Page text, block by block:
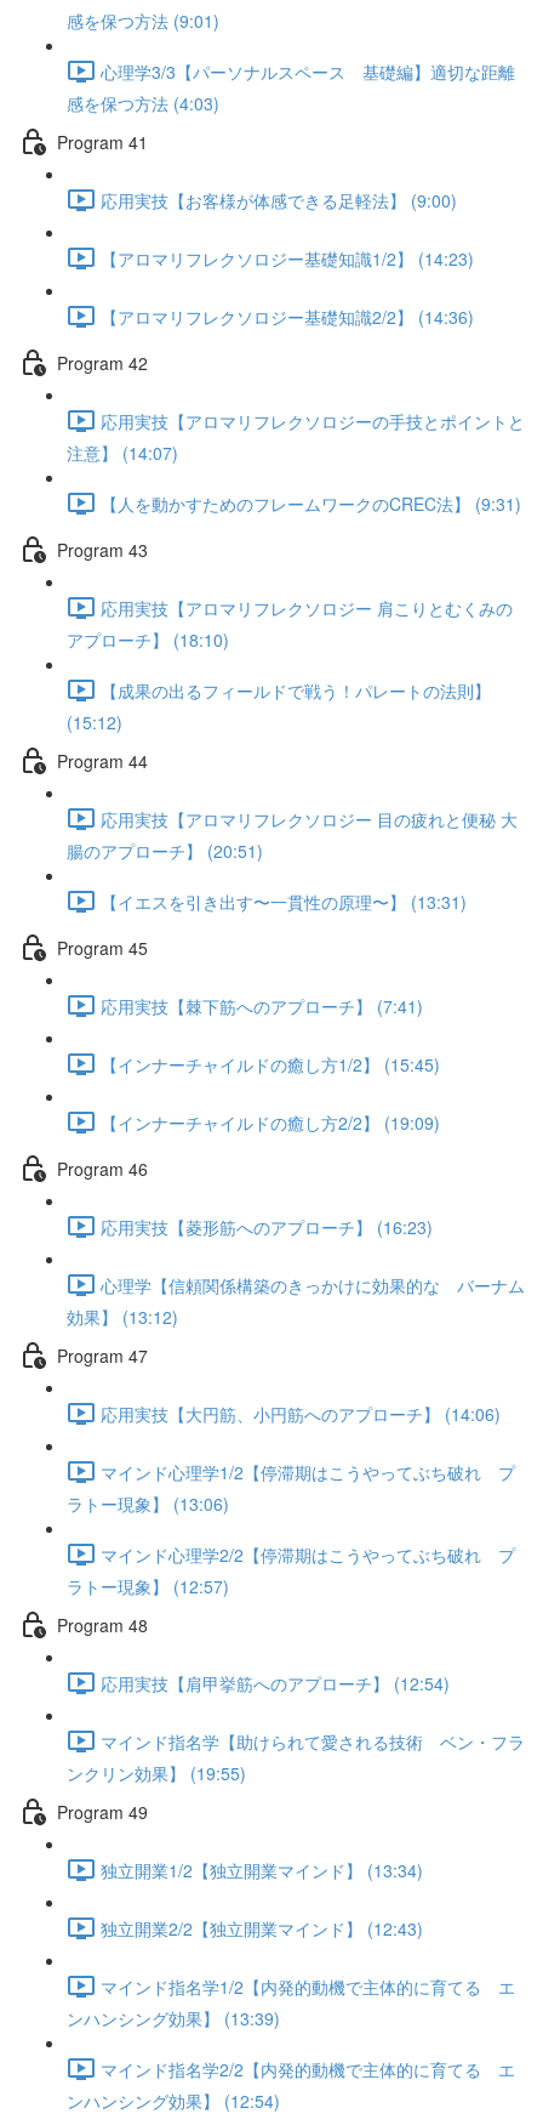
感を保つ方法 (9:01)
心理学3/3【パーソナルスペース 基礎編】適切な距離
感を保つ方法 (4:03)
Program 41
応用実技【お客様が体感できる足軽法】 (9:00)
【アロマリフレクソロジー基礎知識1/2】 (14:23)
【アロマリフレクソロジー基礎知識2/2】 (14:36)
Program 42
応用実技【アロマリフレクソロジーの手技とポイントと
注意】 (14:07)
【人を動かすためのフレームワークのCREC法】 (9:31)
Program 43
応用実技【アロマリフレクソロジー 肩こりとむくみの
アプローチ】 (18:10)
【成果の出るフィールドで戦う！パレートの法則】
(15:12)
Program 44
応用実技【アロマリフレクソロジー 目の疲れと便秘 大
腸のアプローチ】 (20:51)
【イエスを引き出す〜一貫性の原理〜】 (13:31)
Program 45
応用実技【棘下筋へのアプローチ】 (7:41)
【インナーチャイルドの癒し方1/2】 (15:45)
【インナーチャイルドの癒し方2/2】 (19:09)
Program 46
応用実技【菱形筋へのアプローチ】 (16:23)
心理学【信頼関係構築のきっかけに効果的な バーナム
効果】 (13:12)
Program 47
応用実技【大円筋、小円筋へのアプローチ】 (14:06)
マインド心理学1/2【停滞期はこうやってぶち破れ プ
ラトー現象】 (13:06)
マインド心理学2/2【停滞期はこうやってぶち破れ プ
ラトー現象】 (12:57)
Program 48
応用実技【肩甲挙筋へのアプローチ】 (12:54)
マインド指名学【助けられて愛される技術 ベン・フラ
ンクリン効果】 (19:55)
Program 49
独立開業1/2【独立開業マインド】 (13:34)
独立開業2/2【独立開業マインド】 (12:43)
マインド指名学1/2【内発的動機で主体的に育てる エ
ンハンシング効果】 (13:39)
マインド指名学2/2【内発的動機で主体的に育てる エ
ンハンシング効果】 (12:54)